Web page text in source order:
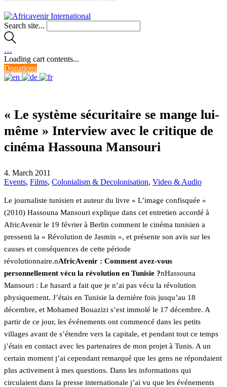
Search site...
…
Loading cart contents...
Donations
« Le système sécuritaire se mange lui-
même » Interview avec le critique de
cinéma Hassouna Mansouri
4. March 2011
Events, Films, Colonialism & Decolonisation, Video & Audio
Le journaliste tunisien et auteur du livre « L’image confisquée »
(2010) Hassouna Mansouri explique dans cet entretien accordé à
AfricAvenir le 19 février à Berlin comment le cinéma tunisien a
pressenti la « Révolution de Jasmin », et présente son avis sur les
causes et conséquences de cette période
révolutionnaire.nAfricAvenir : Comment avez-vous
personnellement vécu la révolution en Tunisie ?nHassouna
Mansouri : Le hasard a fait que je n’ai pas vécu la révolution
physiquement. J’étais en Tunisie la dernière fois jusqu’au 18
décembre, et Mohamed Bouazizi s’est immolé le 17 décembre. A
partir de ce jour, les événements ont commencé dans les petits
villages avant de s’étendre vers la capitale, et pendant tout ce temps
j’étais en contact avec les partenaires de mon projet à Tunis. A un
certain moment j’ai cependant remarqué que les gens ne répondaient
plus activement à mes questions. Dans les informations qui
circulaient dans la presse internationale j’ai vu que les événements